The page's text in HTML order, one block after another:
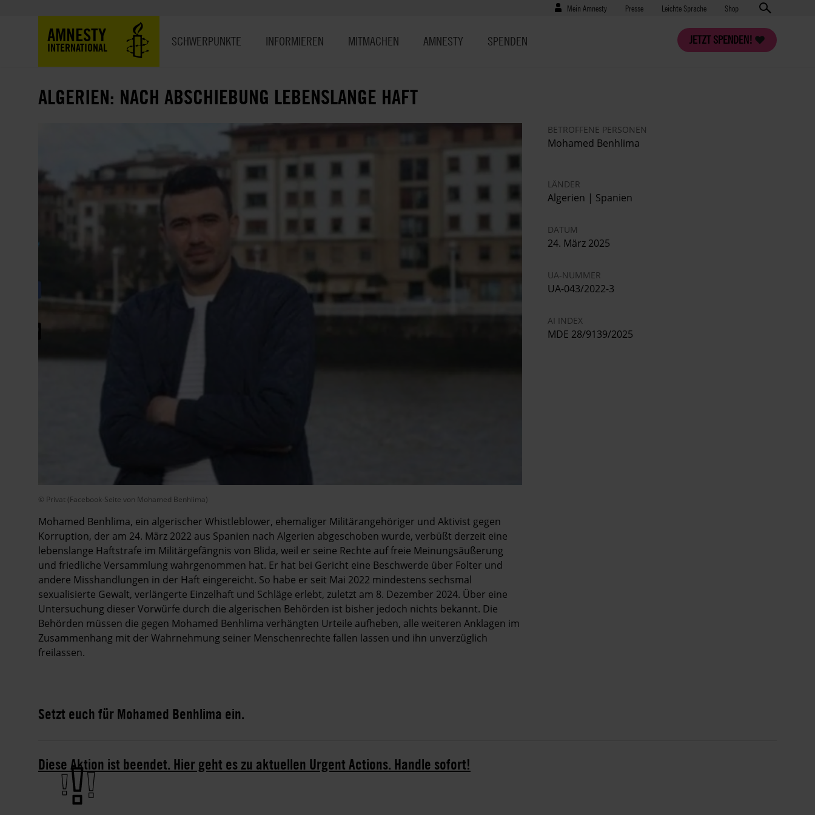
Benutzermenü
Mein Amnesty Presse
Presse Leichte Sprache Shop
AMNESTY
INTERNATIONAL
JETZT SPENDEN!
SCHWERPUNKTE INFORMIEREN MITMACHEN AMNESTY SPENDEN
ALGERIEN: NACH ABSCHIEBUNG LEBENSLANGE HAFT
© Privat (Facebook-Seite von Mohamed Benhlima)
Mohamed Benhlima, ein algerischer Whistleblower, ehemaliger Militärangehöriger und Aktivist gegen
Korruption, der am 24. März 2022 aus Spanien nach Algerien abgeschoben wurde, verbüßt derzeit eine
lebenslange Haftstrafe im Militärgefängnis von Blida, weil er seine Rechte auf freie Meinungsäußerung
und friedliche Versammlung wahrgenommen hat. Er hat bei Gericht eine Beschwerde über Folter und
andere Misshandlungen in der Haft eingereicht. So habe er seit Mai 2022 mindestens sechsmal
sexualisierte Gewalt, verlängerte Einzelhaft und Schläge erlebt, zuletzt am 8. Dezember 2024. Über eine
Untersuchung dieser Vorwürfe durch die algerischen Behörden ist bisher jedoch nichts bekannt. Die
Behörden müssen die gegen Mohamed Benhlima verhängten Urteile aufheben, alle weiteren Anklagen im
Zusammenhang mit der Wahrnehmung seiner Menschenrechte fallen lassen und ihn unverzüglich
freilassen.
BETROFFENE PERSONEN
Mohamed Benhlima
LÄNDER
Algerien | Spanien
DATUM
24. März 2025
UA-NUMMER
UA-043/2022-3
AI INDEX
MDE 28/9139/2025
Setzt euch für Mohamed Benhlima ein.
Diese Aktion ist beendet. Hier geht es zu aktuellen Urgent Actions. Handle sofort!